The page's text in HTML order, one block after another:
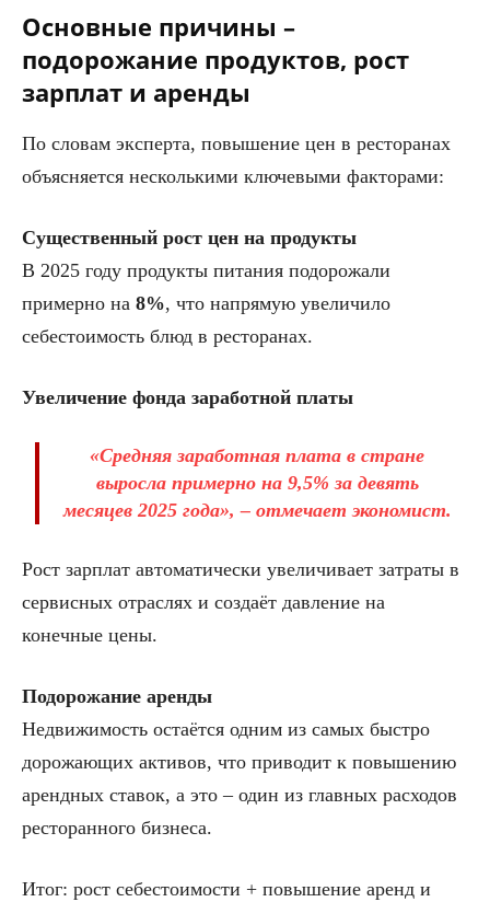
Основные причины –
подорожание продуктов, рост
зарплат и аренды
По словам эксперта, повышение цен в ресторанах
объясняется несколькими ключевыми факторами:
Существенный рост цен на продукты
В 2025 году продукты питания подорожали
примерно на 8%, что напрямую увеличило
себестоимость блюд в ресторанах.
Увеличение фонда заработной платы
«Средняя заработная плата в стране
выросла примерно на 9,5% за девять
месяцев 2025 года», – отмечает экономист.
Рост зарплат автоматически увеличивает затраты в
сервисных отраслях и создаёт давление на
конечные цены.
Подорожание аренды
Недвижимость остаётся одним из самых быстро
дорожающих активов, что приводит к повышению
арендных ставок, а это – один из главных расходов
ресторанного бизнеса.
Итог: рост себестоимости + повышение аренд и